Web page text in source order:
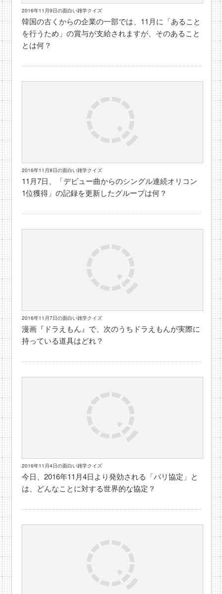
2016年11月9日の面白い雑学クイズ
韓国の古くからの企業の一部では、11月に「あること
を行うため」の賞与が支給されますが、そのあること
とは何？
2016年11月8日の面白い雑学クイズ
11月7日、「デビュー曲からのシングル連続オリコン
1位獲得」の記録を更新したグループは何？
2016年11月7日の面白い雑学クイズ
漫画『ドラえもん』で、次のうちドラえもんが実際に
持っている道具はどれ？
2016年11月4日の面白い雑学クイズ
今日、2016年11月4日より発効される「パリ協定」と
は、どんなことに対する世界的な協定？